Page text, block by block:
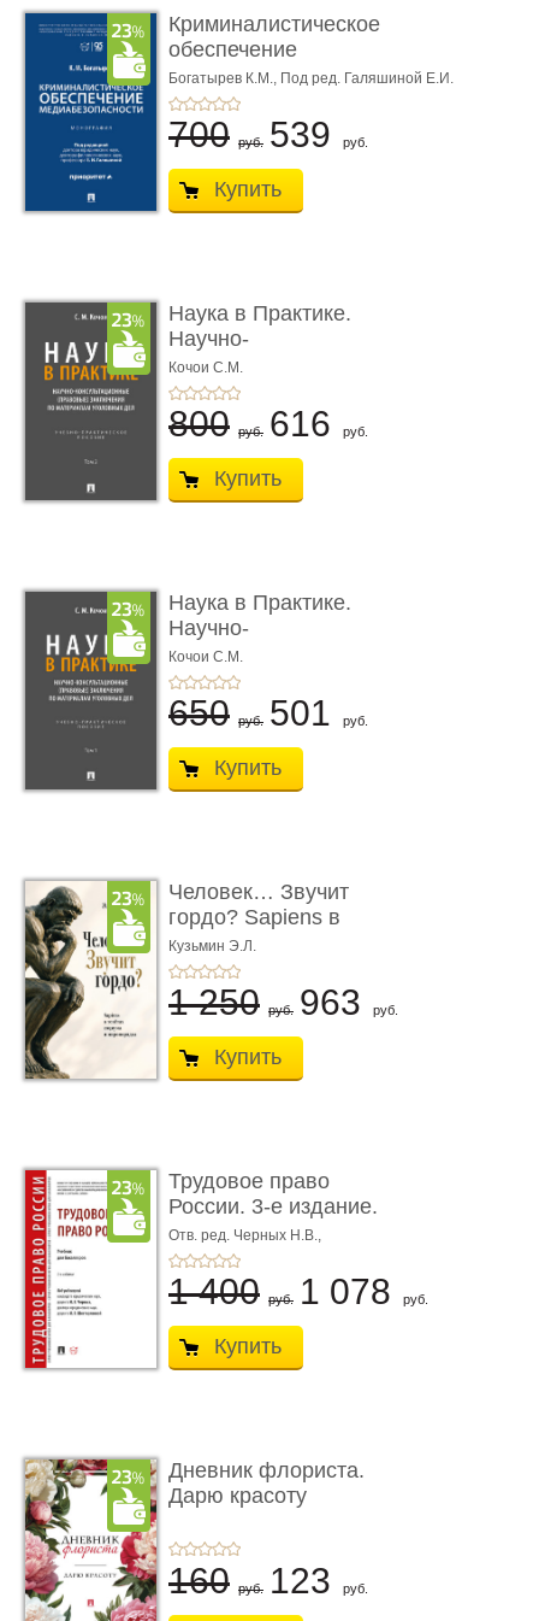
Криминалистическое
обеспечение
медиабезопас� ...
Богатырев К.М., Под ред. Галяшиной Е.И.
700 руб. 539 руб.
Купить
Наука в Практике.
Научно-
консультационные (пра
...
Кочои С.М.
800 руб. 616 руб.
Купить
Наука в Практике.
Научно-
консультационные (пра
...
Кочои С.М.
650 руб. 501 руб.
Купить
Человек… Звучит
гордо? Sapiens в
тенётах социума � ...
Кузьмин Э.Л.
1 250 руб. 963 руб.
Купить
Трудовое право
России. 3-е издание.
Учебник для ...
Отв. ред. Черных Н.В.,
Шестерякова И.В.
1 400 руб. 1 078 руб.
Купить
Дневник флориста.
Дарю красоту
160 руб. 123 руб.